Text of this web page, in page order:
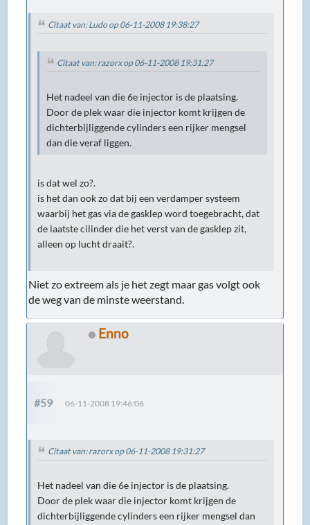
Citaat van: Ludo op 06-11-2008 19:38:27
Citaat van: razorx op 06-11-2008 19:31:27
Het nadeel van die 6e injector is de plaatsing.
Door de plek waar die injector komt krijgen de
dichterbijliggende cylinders een rijker mengsel
dan die veraf liggen.
is dat wel zo?.
is het dan ook zo dat bij een verdamper systeem
waarbij het gas via de gasklep word toegebracht, dat
de laatste cilinder die het verst van de gasklep zit,
alleen op lucht draait?.
Niet zo extreem als je het zegt maar gas volgt ook
de weg van de minste weerstand.
Enno
#59 06-11-2008 19:46:06
Citaat van: razorx op 06-11-2008 19:31:27
Het nadeel van die 6e injector is de plaatsing.
Door de plek waar die injector komt krijgen de
dichterbijliggende cylinders een rijker mengsel dan